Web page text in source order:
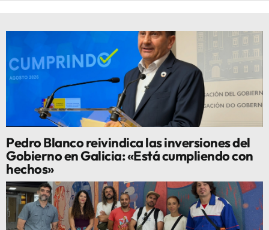
Pedro Blanco reivindica las inversiones del
Gobierno en Galicia: «Está cumpliendo con
hechos»